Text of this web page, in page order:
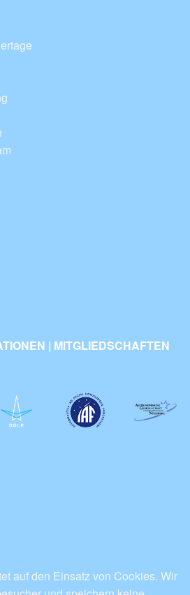
| MITGLIEDSCHAFTEN
auf den Einsatz von Cookies. Wir